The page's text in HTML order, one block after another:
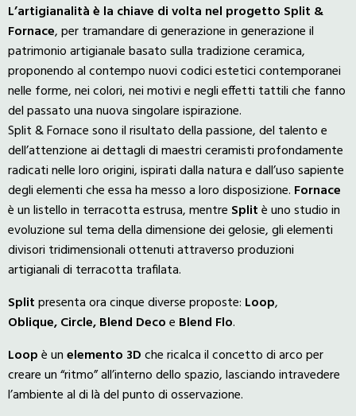
L’artigianalità è la chiave di volta nel progetto Split &
Fornace, per tramandare di generazione in generazione il
patrimonio artigianale basato sulla tradizione ceramica,
proponendo al contempo nuovi codici estetici contemporanei
nelle forme, nei colori, nei motivi e negli effetti tattili che fanno
del passato una nuova singolare ispirazione.
Split & Fornace sono il risultato della passione, del talento e
dell’attenzione ai dettagli di maestri ceramisti profondamente
radicati nelle loro origini, ispirati dalla natura e dall’uso sapiente
degli elementi che essa ha messo a loro disposizione. Fornace
è un listello in terracotta estrusa, mentre Splitè uno studio in
evoluzione sul tema della dimensione dei gelosie, gli elementi
divisori tridimensionali ottenuti attraverso produzioni
artigianali di terracotta trafilata.
Splitpresenta ora cinque diverse proposte: Loop,
Oblique,Circle, Blend Decoe Blend Flo.
Loopè unelemento 3Dche ricalca il concetto di arco per
creare un “ritmo” all’interno dello spazio, lasciando intravedere
l’ambiente al di là del punto di osservazione.